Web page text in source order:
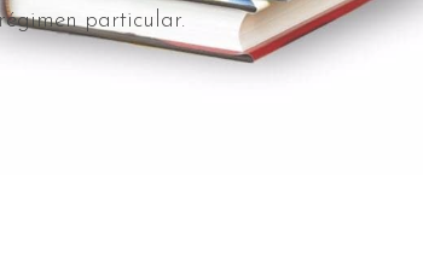
particular.